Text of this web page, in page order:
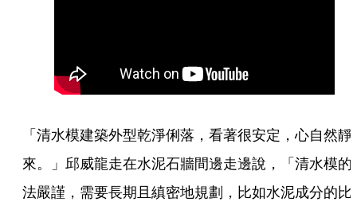
「清水模建築外型乾淨俐落，看著很安定，心自然靜
來。」邱威龍走在水泥石牆間邊走邊說，「清水模的
法嚴謹，需要長期且縝密地規劃，比如水泥成分的比